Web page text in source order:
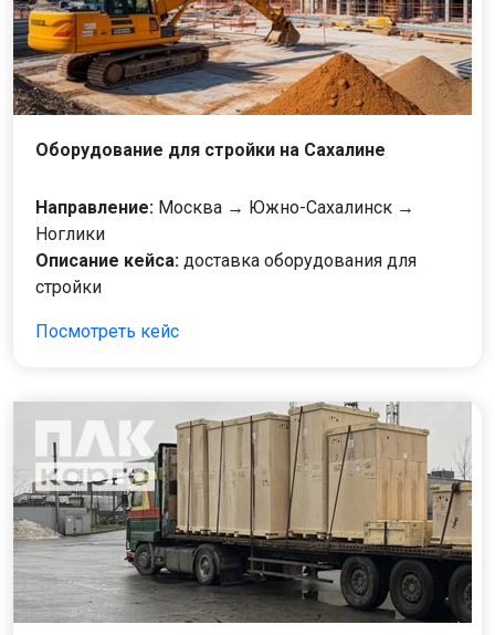
Оборудование для стройки на Сахалине
Направление: Москва → Южно-Сахалинск →
Ноглики
Описание кейса: доставка оборудования для
стройки
Посмотреть кейс